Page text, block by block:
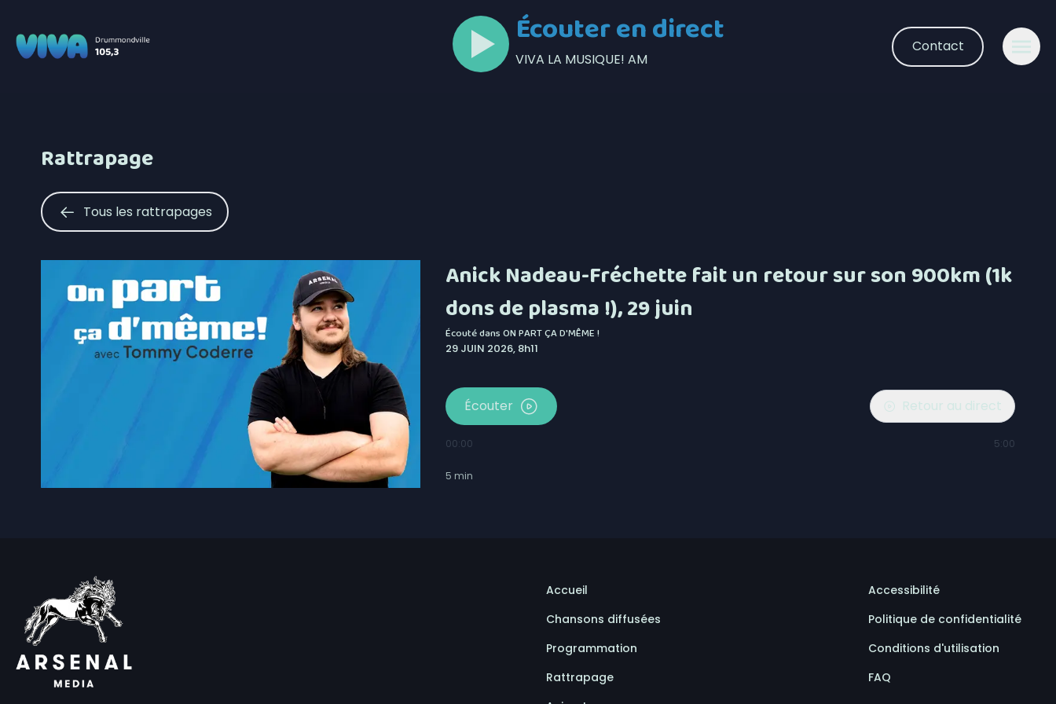
Écouter en direct
VIVA LA MUSIQUE! AM
Contact
Rattrapage
Tous les rattrapages
Anick Nadeau-Fréchette fait un retour sur son 900km (1k
dons de plasma !), 29 juin
Écouté dansON PART ÇA D'MÊME !
29 JUIN 2026, 8h11
Écouter Retour au direct
00:00 5:00
5 min
Accueil
Chansons diffusées
Programmation
Rattrapage
Accessibilité
Politique de confidentialité
Conditions d'utilisation
FAQ